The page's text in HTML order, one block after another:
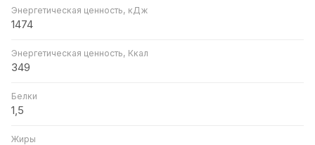
Энергетическая ценность, кДж
1474
Энергетическая ценность, Ккал
349
Белки
1,5
Жиры